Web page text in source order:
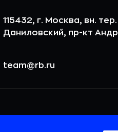
115432, г. Москва, вн.
Даниловский, пр-кт
team@rb.ru
повышения удобства